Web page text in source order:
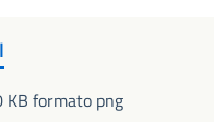
formato png